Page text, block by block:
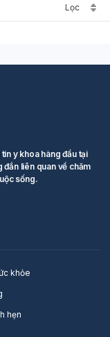
Lọc
y khoa hàng đầu tại
đắn liên quan về chăm
sống.
khỏe
hẹn